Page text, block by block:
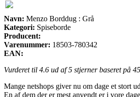
Navn: Menzo Borddug : Grå
Kategori: Spiseborde
Producent:
Varenummer: 18503-780342
EAN:
Vurderet til 4.6 ud af 5 stjerner baseret på 45
Mange netshops giver nu om dage et stort
En af dem der er mest anvendt er i vore